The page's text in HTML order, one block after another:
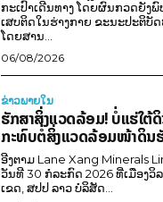
ກະເປົາເດີນທາງ ໂດຍຜົນກວດຍັງ
ເສບຕິດໃນຮ່າງກາຍ ຂະນະປະຕິບັ
ໂດຍສານ...
06/08/2026
ຂ່າວພາຍ​ໃນ
ຮັກສາສິ່ງແວດລ້ອມ! ບໍ່ແຮ່ໃ
ກະທົບຕໍ່ສິ່ງແວດລ້ອມໜ້າດິນ
ອີງຕາມ Lane Xang Minerals
ວັນທີ 30 ກໍລະກົດ 2026 ທີ່ເມືອງ
ເຂດ, ສປປ ລາວ ບໍລິສັດ...